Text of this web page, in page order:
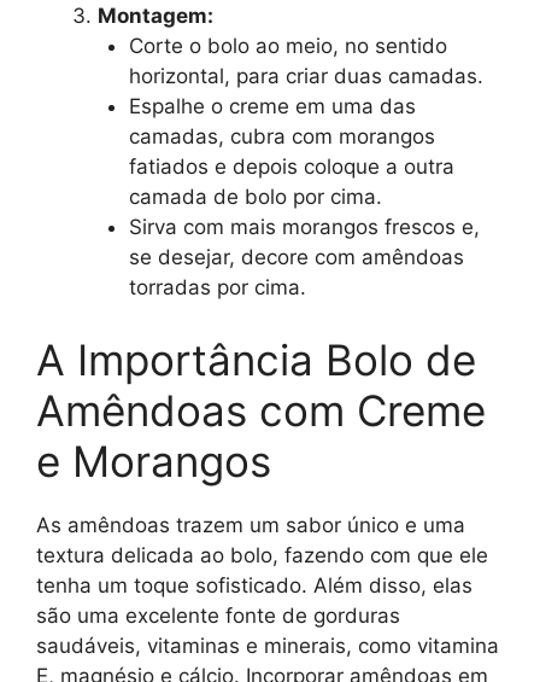
Montagem:
Corte o bolo ao meio, no sentido
horizontal, para criar duas camadas.
Espalhe o creme em uma das
camadas, cubra com morangos
fatiados e depois coloque a outra
camada de bolo por cima.
Sirva com mais morangos frescos e,
se desejar, decore com amêndoas
torradas por cima.
A Importância Bolo de
Amêndoas com Creme
e Morangos
As amêndoas trazem um sabor único e uma
textura delicada ao bolo, fazendo com que ele
tenha um toque sofisticado. Além disso, elas
são uma excelente fonte de gorduras
saudáveis, vitaminas e minerais, como vitamina
E, magnésio e cálcio. Incorporar amêndoas em